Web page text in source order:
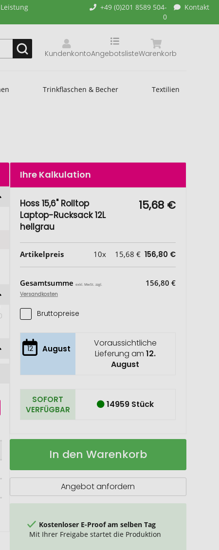
+49 (0)201 8589 504-
0
Kontakt
Kundenkonto Warenkorb
Angebotsliste
Trinkflaschen & Becher Textilien
Ihre Kalkulation
Hoss 15,6" Rolltop
Laptop-Rucksack 12L
hellgrau
15,68 €
Artikelpreis 10x 15,68 € 156,80 €
Gesamtsumme exkl. MwSt. zzgl.
Versandkosten
156,80 €
Bruttopreise
12 August
Voraussichtliche
Lieferung am 12.
August
SOFORT
VERFÜGBAR
14959 Stück
Hoss
Laptop-
Auf
In den Warenkorb
Angebot anfordern
Kostenloser E-Proof am selben Tag
Mit Ihrer Freigabe startet die Produktion